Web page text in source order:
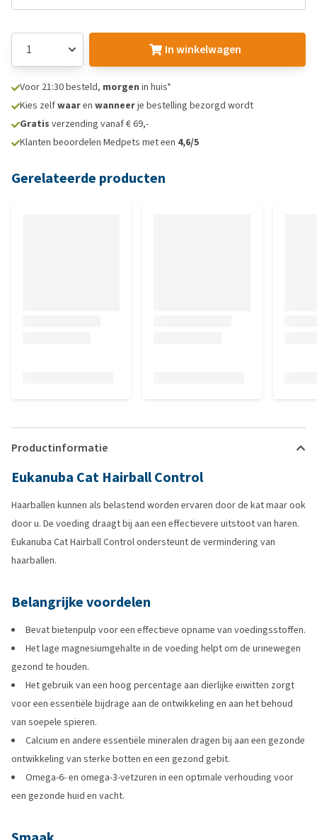
In winkelwagen
Voor 21:30 besteld, morgen in huis*
Kies zelfwaaren wanneerje bestelling bezorgd wordt
Gratis verzending vanaf € 69,-
Klanten beoordelen Medpets met een 4,6/5
Gerelateerde producten
Productinformatie
Eukanuba Cat Hairball Control
Haarballen kunnen als belastend worden ervaren door de kat maar ook
door u. De voeding draagt bij aan een effectievere uitstoot van haren.
Eukanuba Cat Hairball Control ondersteunt de vermindering van
haarballen.
Belangrijke voordelen
Bevat bietenpulp voor een effectieve opname van voedingsstoffen.
Het lage magnesiumgehalte in de voeding helpt om de urinewegen
gezond te houden.
Het gebruik van een hoog percentage aan dierlijke eiwitten zorgt
voor een essentiële bijdrage aan de ontwikkeling en aan het behoud
van soepele spieren.
Calcium en andere essentiële mineralen dragen bij aan een gezonde
ontwikkeling van sterke botten en een gezond gebit.
Omega-6- en omega-3-vetzuren in een optimale verhouding voor
een gezonde huid en vacht.